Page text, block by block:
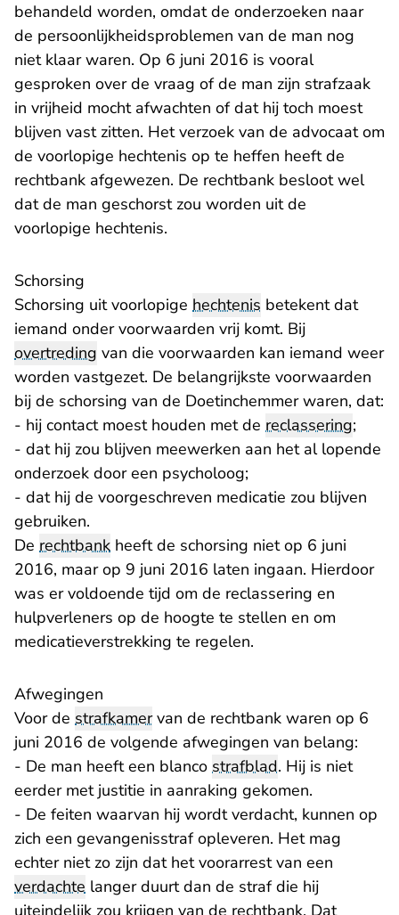
behandeld worden, omdat de onderzoeken naar
de persoonlijkheidsproblemen van de man nog
niet klaar waren. Op 6 juni 2016 is vooral
gesproken over de vraag of de man zijn strafzaak
in vrijheid mocht afwachten of dat hij toch moest
blijven vast zitten. Het verzoek van de advocaat om
de voorlopige hechtenis op te heffen heeft de
rechtbank afgewezen. De rechtbank besloot wel
dat de man geschorst zou worden uit de
voorlopige hechtenis.
Schorsing
Schorsing uit voorlopige hechtenis betekent dat
iemand onder voorwaarden vrij komt. Bij
overtreding van die voorwaarden kan iemand weer
worden vastgezet. De belangrijkste voorwaarden
bij de schorsing van de Doetinchemmer waren, dat:
- hij contact moest houden met de reclassering;
- dat hij zou blijven meewerken aan het al lopende
onderzoek door een psycholoog;
- dat hij de voorgeschreven medicatie zou blijven
gebruiken.
De rechtbank heeft de schorsing niet op 6 juni
2016, maar op 9 juni 2016 laten ingaan. Hierdoor
was er voldoende tijd om de reclassering en
hulpverleners op de hoogte te stellen en om
medicatieverstrekking te regelen.
Afwegingen
Voor de strafkamervan de rechtbank waren op 6
juni 2016 de volgende afwegingen van belang:
- De man heeft een blanco strafblad. Hij is niet
eerder met justitie in aanraking gekomen.
- De feiten waarvan hij wordt verdacht, kunnen op
zich een gevangenisstraf opleveren. Het mag
echter niet zo zijn dat het voorarrest van een
verdachte langer duurt dan de straf die hij
uiteindelijk zou krijgen van de rechtbank. Dat